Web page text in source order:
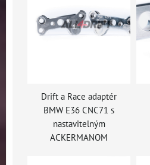
Drift a Race adaptér
BMW E36 CNC71 s
nastavitelným
ACKERMANOM